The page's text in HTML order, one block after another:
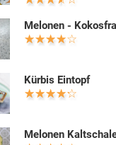
Melonen -
Kürbis Eintopf
Melonen